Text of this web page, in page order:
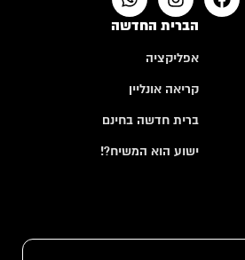
הברית החדשה
אפליקציה
קריאה אונליין
ברית חדשה בחינם
ישוע הוא המשיח?!